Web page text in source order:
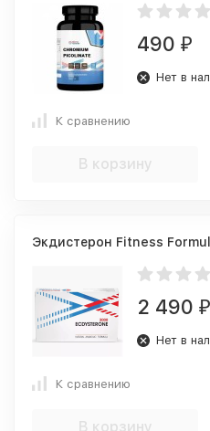
490 ₽
Нет в
К сравнению
В корзину
Экдистерон Fitness
2 490 ₽
Нет в
К сравнению
В корзину